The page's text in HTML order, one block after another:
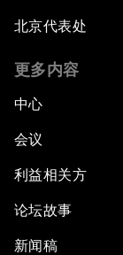
北京代表处
更多内容
中心
会议
利益相关方
论坛故事
新闻稿